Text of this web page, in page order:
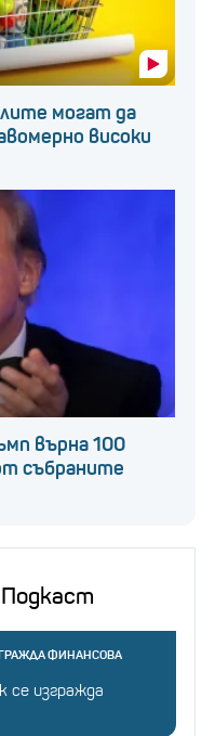
могат да
високи
върна 100
събраните
ФИНАНСОВА
се изгражда